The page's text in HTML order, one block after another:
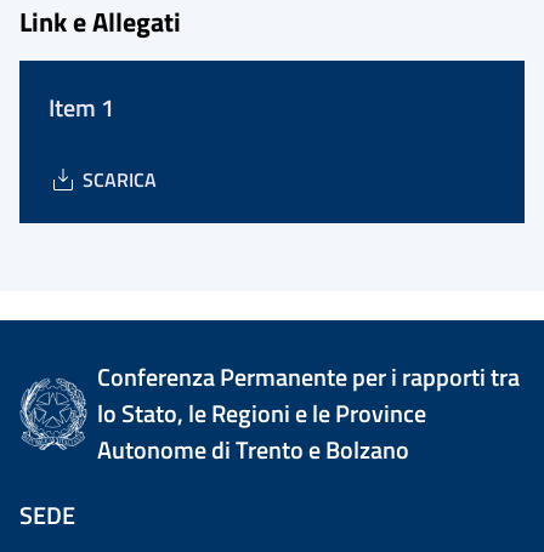
Link e Allegati
Item 1
SCARICA
Conferenza Permanente per i rapporti tra
lo Stato, le Regioni e le Province
Autonome di Trento e Bolzano
SEDE